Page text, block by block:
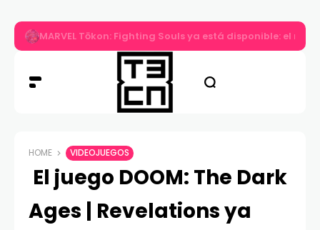
MARVEL Tōkon: Fighting Souls ya está disponible: el
HOME VIDEOJUEGOS
El juego DOOM: The Dark
Ages | Revelations ya